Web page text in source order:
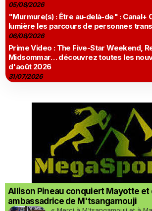
05/08/2026
"Murmure(s) : Être au-delà-de" : Canal+
lumière les parcours de personnes
06/08/2026
Prime Video : The Five-Star Weekend,
Midsommar… découvrez toutes les
d'août 2026
31/07/2026
Allison Pineau conquiert Mayotte et
ambassadrice de M'tsangamouji